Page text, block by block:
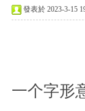
發表於 2023-3-15
一个字形